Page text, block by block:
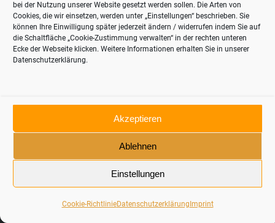
bei der Nutzung unserer Website gesetzt werden sollen. Die Arten von
Cookies, die wir einsetzen, werden unter „Einstellungen“ beschrieben. Sie
können Ihre Einwilligung später jederzeit ändern / widerrufen indem Sie auf
die Schaltfläche „Cookie-Zustimmung verwalten“ in der rechten unteren
Ecke der Webseite klicken. Weitere Informationen erhalten Sie in unserer
Datenschutzerklärung.
Akzeptieren
Ablehnen
Einstellungen
Cookie-RichtlinieDatenschutzerklärung Imprint
German English